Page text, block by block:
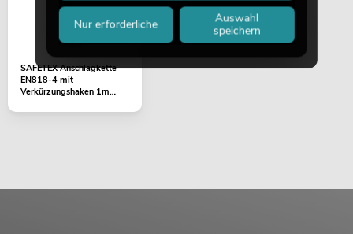
SAFETEX Anschlagkette
EN818-4 mit
Verkürzungshaken 1m
Nur erforderliche
Auswahl
speichern